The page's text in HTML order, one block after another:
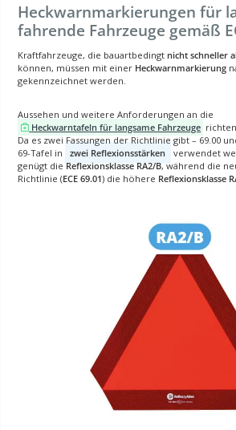
Heckwarnmarkierungen für
fahrende Fahrzeuge gemäß
Kraftfahrzeuge, die bauartbedingt nicht schneller
können, müssen mit einer Heckwarnmarkierung
gekennzeichnet werden.
Aussehen und weitere Anforderungen an die
Heckwarntafeln für langsame Fahrzeuge richten
Da es zwei Fassungen der Richtlinie gibt – 69.00
69-Tafel in
zwei Reflexionsstärken verwendet
genügt die Reflexionsklasse RA2/B, während die
Richtlinie (ECE 69.01) die höhere Reflexionsklasse